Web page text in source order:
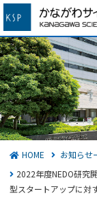
HOME
お知らせ
2022年度NEDO研究
型スタートアップに対